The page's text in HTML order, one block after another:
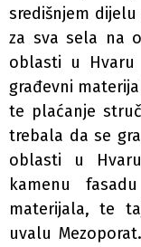
središnjem
za sva sela na
oblasti u
građevni
te plaćanje
trebala da se
oblasti u
kamenu
materijala, te
uvalu